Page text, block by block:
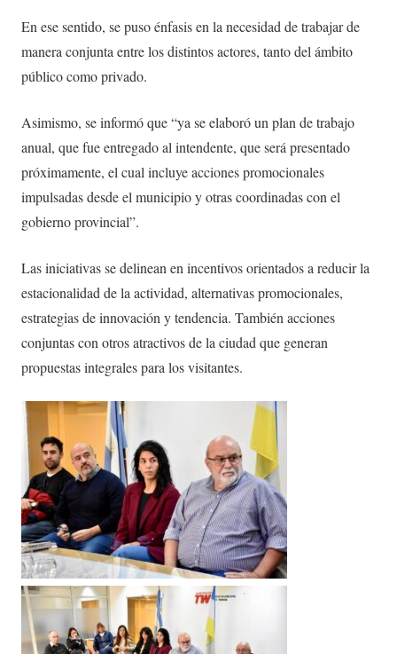
En ese sentido, se puso énfasis en la necesidad de trabajar de
manera conjunta entre los distintos actores, tanto del ámbito
público como privado.
Asimismo, se informó que “ya se elaboró un plan de trabajo
anual, que fue entregado al intendente, que será presentado
próximamente, el cual incluye acciones promocionales
impulsadas desde el municipio y otras coordinadas con el
gobierno provincial”.
Las iniciativas se delinean en incentivos orientados a reducir la
estacionalidad de la actividad, alternativas promocionales,
estrategias de innovación y tendencia. También acciones
conjuntas con otros atractivos de la ciudad que generan
propuestas integrales para los visitantes.